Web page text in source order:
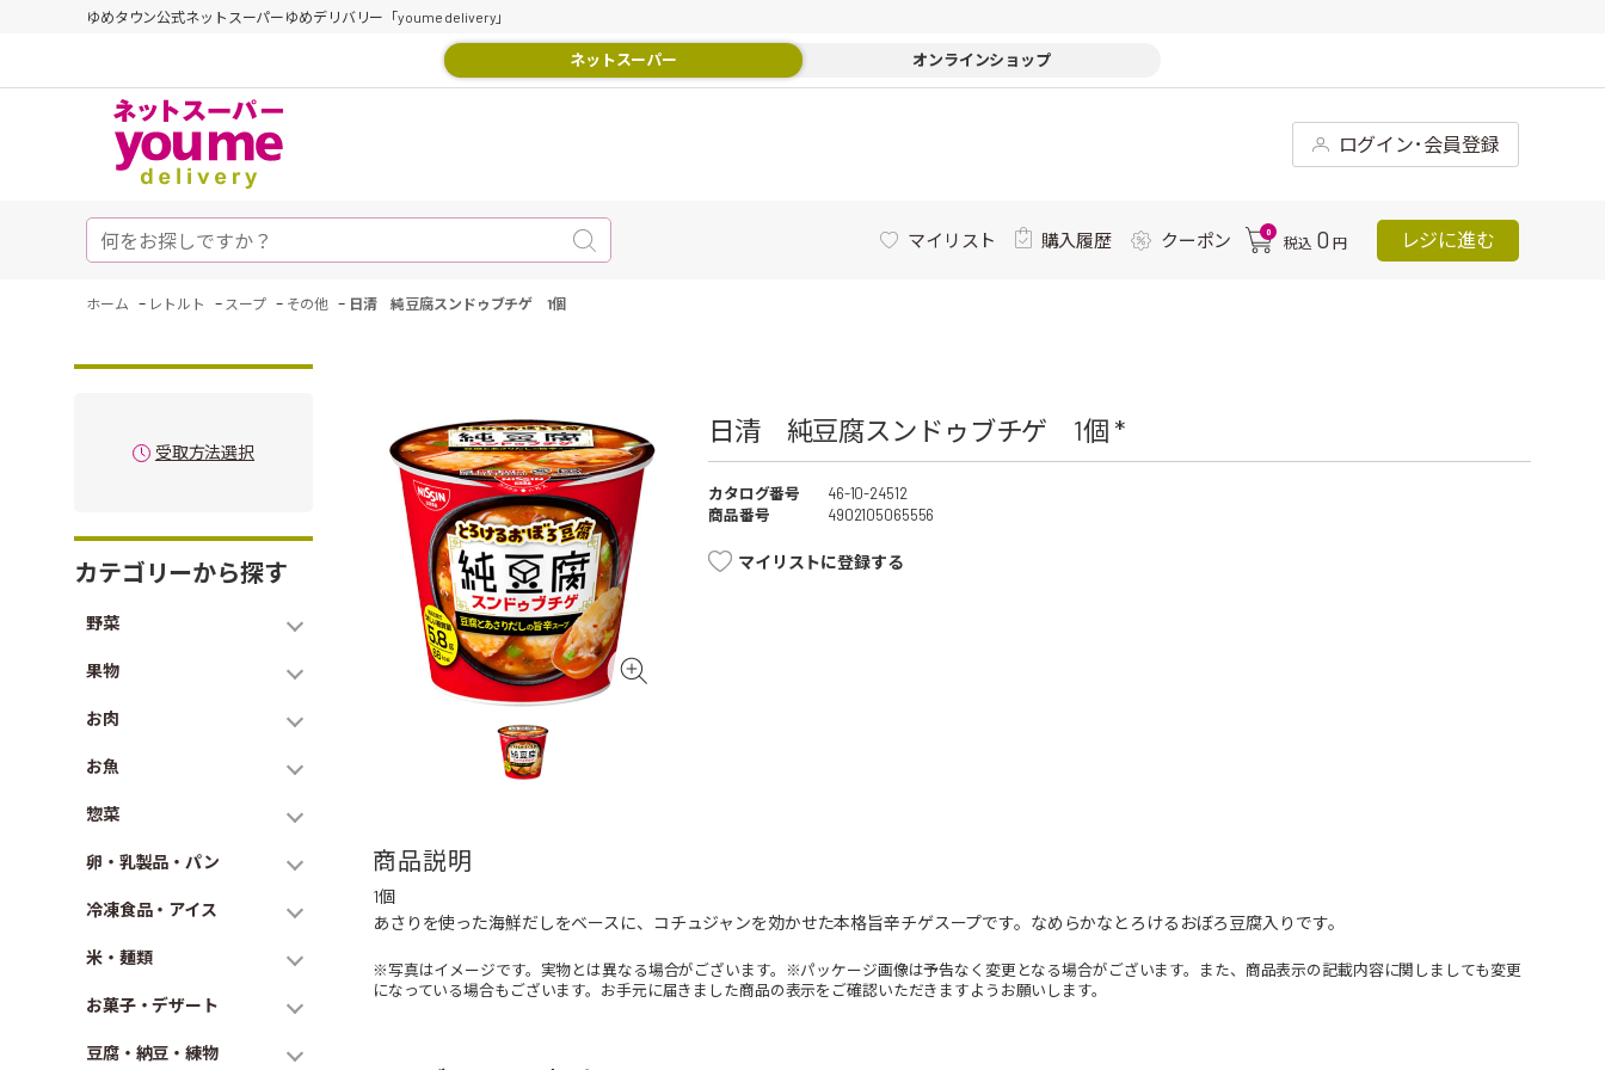
ゆめタウン公式ネットスーパーゆめデリバリー「youme delivery」
ネットスーパー オンラインショップ
ログイン･会員登録
マイリスト 購入履歴 クーポン 0
税込 0 円 レジに進む
ホーム - レトルト - スープ - その他 - 日清 純豆腐スンドゥブチゲ 1個
受取方法選択
カテゴリーから探す
野菜
果物
お肉
お魚
惣菜
卵・乳製品・パン
冷凍食品・アイス
米・麺類
お菓子・デザート
豆腐・納豆・練物
日清 純豆腐スンドゥブチゲ 1個 *
カタログ番号
46-10-24512
商品番号
4902105065556
マイリストに登録する
商品説明
1個
あさりを使った海鮮だしをベースに、コチュジャンを効かせた本格旨辛チゲスープです。なめらかなとろけるおぼろ豆腐入りです。
※写真はイメージです。実物とは異なる場合がございます。※パッケージ画像は予告なく変更となる場合がございます。また、商品表示の記載内容に関しましても変更
になっている場合もございます。お手元に届きました商品の表示をご確認いただきますようお願いします。